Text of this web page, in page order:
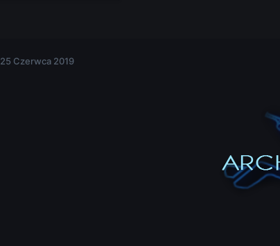
25 Czerwca 2019